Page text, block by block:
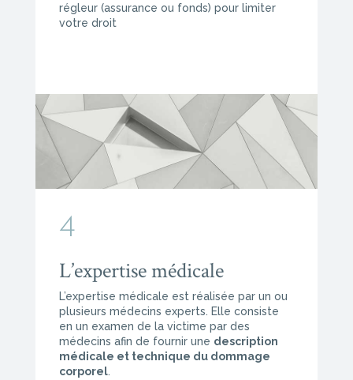
régleur (assurance ou fonds) pour limiter
votre droit
4
L’expertise médicale
L’expertise médicale est réalisée par un ou
plusieurs médecins experts. Elle consiste
en un examen de la victime par des
médecins afin de fournir une description
médicale et technique du dommage
corporel.